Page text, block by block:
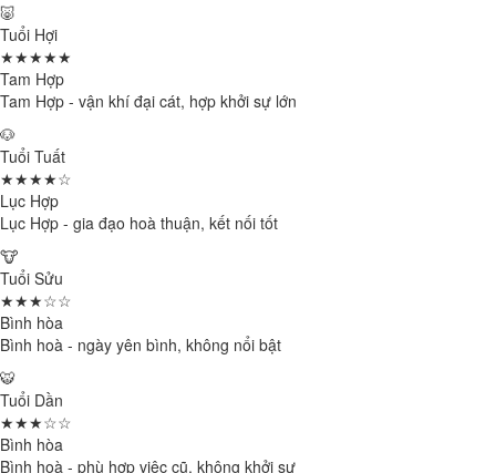
🐷
Tuổi Hợi
★★★★★
Tam Hợp
Tam Hợp - vận khí đại cát, hợp khởi sự lớn
🐶
Tuổi Tuất
★★★★☆
Lục Hợp
Lục Hợp - gia đạo hoà thuận, kết nối tốt
🐮
Tuổi Sửu
★★★☆☆
Bình hòa
Bình hoà - ngày yên bình, không nổi bật
🐯
Tuổi Dần
★★★☆☆
Bình hòa
Bình hoà - phù hợp việc cũ, không khởi sự